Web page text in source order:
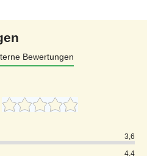
Bewertungen
3,6
4,4